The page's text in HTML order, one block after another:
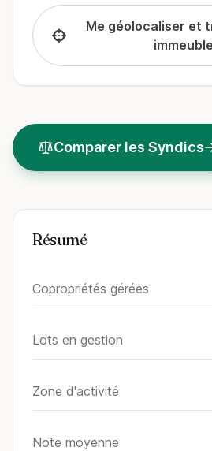
Me géolocaliser et
immeuble
Comparer les Syndics
Résumé
Copropriétés gérées
Lots en gestion
Zone d'activité
Note moyenne